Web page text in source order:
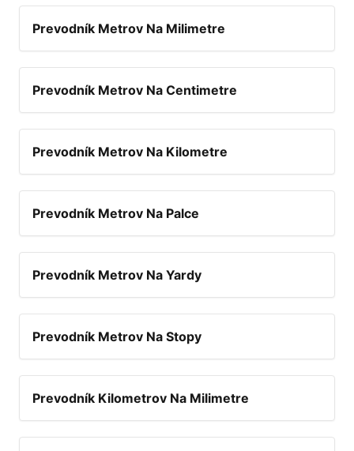
Prevodník Metrov Na Milimetre
Prevodník Metrov Na Centimetre
Prevodník Metrov Na Kilometre
Prevodník Metrov Na Palce
Prevodník Metrov Na Yardy
Prevodník Metrov Na Stopy
Prevodník Kilometrov Na Milimetre